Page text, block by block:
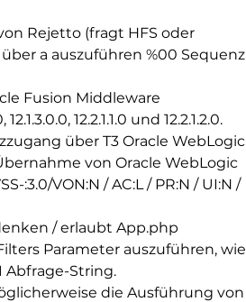
Rejetto (fragt HFS oder
a auszuführen %00 Sequenz
Fusion Middleware
12.2.1.1.0 und 12.2.1.2.0.
über T3 Oracle WebLogic
von Oracle WebLogic
:3.0/VON:N / AC:L / PR:N / UI:N /
/ erlaubt App.php
Parameter auszuführen, wie
Abfrage-String.
die Ausführung von